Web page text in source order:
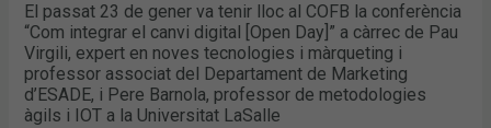
El passat 23 de gener va tenir lloc al COFB la conferència
“Com integrar el canvi digital [Open Day]” a càrrec de Pau
Virgili, expert en noves tecnologies i màrqueting i
professor associat del Departament de Marketing
d’ESADE, i Pere Barnola, professor de metodologies
àgils i IOT a la Universitat LaSalle